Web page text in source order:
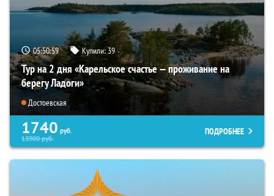
05:50:58 Купили:39
Тур на 2 дня «Карельское счастье — проживание на
берегу Ладоги»
Достоевская
1740 руб.
13900руб.
ПОДРОБНЕЕ